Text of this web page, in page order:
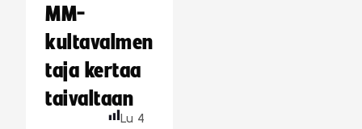
MM-
kultavalmen
taja kertaa
taivaltaan
Lu 4